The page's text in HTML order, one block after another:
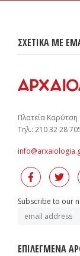
ΣΧΕΤΙΚΑ ΜΕ
Πλατεία
Tηλ.: 210 32 28
Subscribe to our
ΕΠΙΛΕΓΜΕΝΑ